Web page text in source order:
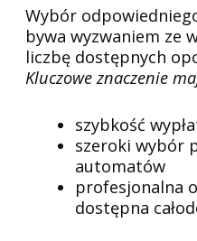
Wybór
bywa wyzwaniem ze
liczbę dostępnych
Kluczowe znaczenie
szybkość
szeroki wybór
automatów
profesjonalna
dostępna